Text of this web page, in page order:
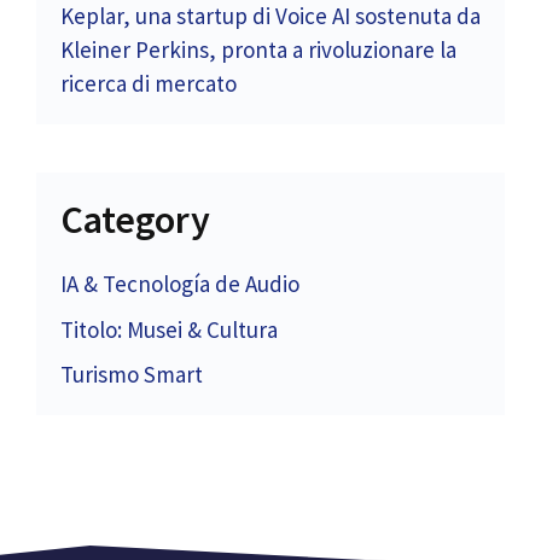
Keplar, una startup di Voice AI sostenuta da
Kleiner Perkins, pronta a rivoluzionare la
ricerca di mercato
Category
IA & Tecnología de Audio
Titolo: Musei & Cultura
Turismo Smart